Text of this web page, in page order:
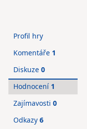
Profil hry
Komentáře 1
Diskuze 0
Hodnocení 1
Zajímavosti 0
Odkazy 6